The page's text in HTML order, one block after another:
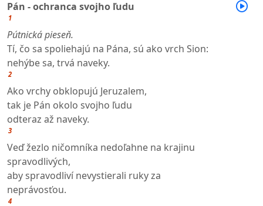
Pán - ochranca svojho ľudu
1
Pútnická pieseň.
Tí, čo sa spoliehajú na Pána, sú ako vrch Sion:
nehýbe sa, trvá naveky.
2
Ako vrchy obklopujú Jeruzalem,
tak je Pán okolo svojho ľudu
odteraz až naveky.
3
Veď žezlo ničomníka nedoľahne na krajinu
spravodlivých,
aby spravodliví nevystierali ruky za
neprávosťou.
4